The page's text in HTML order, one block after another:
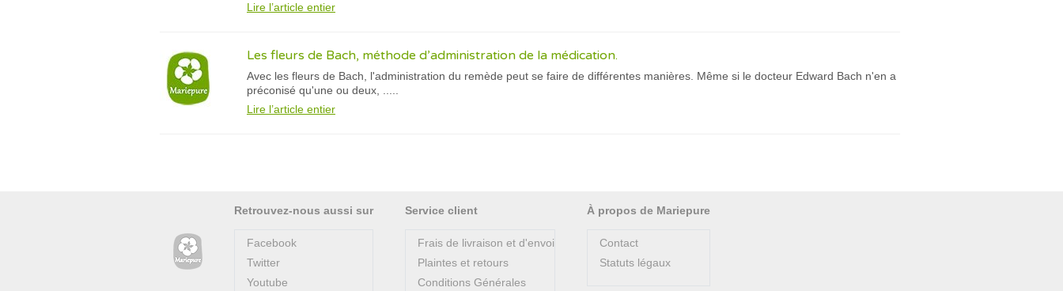
Lire l’article entier
Les fleurs de Bach, méthode d’administration de la médication.
Avec les fleurs de Bach, l'administration du remède peut se faire de différentes manières. Même si le docteur Edward Bach n'en a
préconisé qu'une ou deux, .....
Lire l’article entier
Retrouvez-nous aussi sur
Facebook
Twitter
Youtube
Service client
Frais de livraison et d'envoi
Plaintes et retours
Conditions Générales
À propos de Mariepure
Contact
Statuts légaux